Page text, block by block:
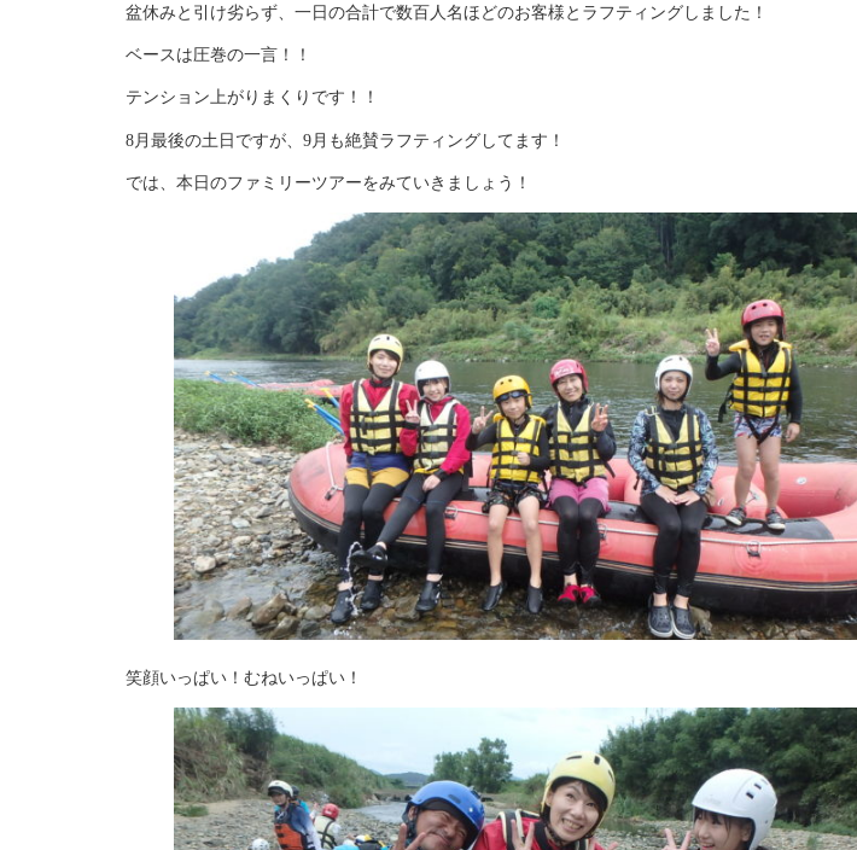
盆休みと引け劣らず、一日の合計で数百人名ほどのお客様とラフティングしました！
ベースは圧巻の一言！！
テンション上がりまくりです！！
8月最後の土日ですが、9月も絶賛ラフティングしてます！
では、本日のファミリーツアーをみていきましょう！
笑顔いっぱい！むねいっぱい！